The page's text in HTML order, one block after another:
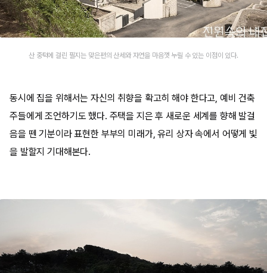
산 중턱에 걸린 필지는 맞은편의 산세와 자연을 마음껏 누릴 수 있는 이점이 있다.
동시에 집을 위해서는 자신의 취향을 확고히 해야 한다고, 예비 건축
주들에게 조언하기도 했다. 주택을 지은 후 새로운 세계를 향해 발걸
음을 뗀 기분이라 표현한 부부의 미래가, 유리 상자 속에서 어떻게 빛
을 발할지 기대해본다.